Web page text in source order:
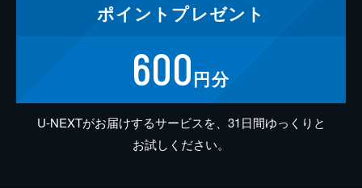
ポイント プレゼント
600円分
U-NEXTがお届けするサービスを、31日間ゆっくりと
お試しください。